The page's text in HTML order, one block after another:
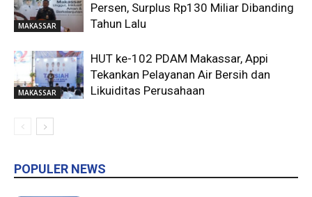
MAKASSAR
Persen, Surplus Rp130 Miliar Dibanding
Tahun Lalu
MAKASSAR
HUT ke-102 PDAM Makassar, Appi
Tekankan Pelayanan Air Bersih dan
Likuiditas Perusahaan
POPULER NEWS